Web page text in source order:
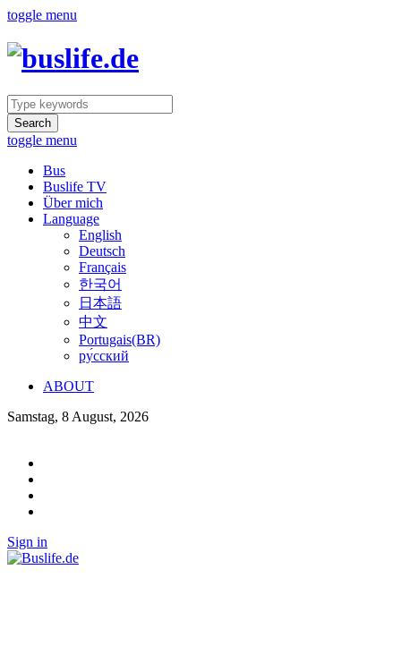
toggle menu
Search
toggle menu
Bus
Buslife TV
Über mich
Language
English
Deutsch
Français
한국어
日本語
中文
Portugais(BR)
ру́сский
ABOUT
Samstag, 8 August, 2026
Sign in